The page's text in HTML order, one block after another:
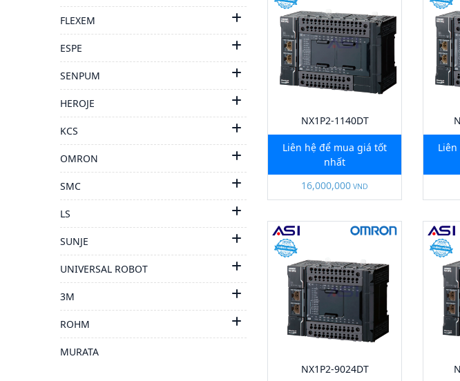
FLEXEM
ESPE
SENPUM
HEROJE
KCS
OMRON
SMC
LS
SUNJE
UNIVERSAL ROBOT
3M
ROHM
MURATA
NX1P2-1140DT
Liên hệ để mua giá tốt
nhất
16,000,000 VND
NX1P2-9024DT